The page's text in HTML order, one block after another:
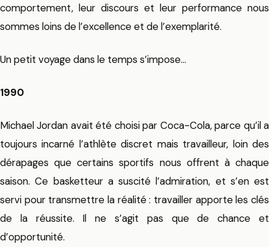
comportement, leur discours et leur performance nous
sommes loins de l’excellence et de l’exemplarité.
Un petit voyage dans le temps s’impose…
1990
Michael Jordan avait été choisi par Coca-Cola, parce qu’il a
toujours incarné l’athlète discret mais travailleur, loin des
dérapages que certains sportifs nous offrent à chaque
saison. Ce basketteur a suscité l’admiration, et s’en est
servi pour transmettre la réalité : travailler apporte les clés
de la réussite. Il ne s’agit pas que de chance et
d’opportunité.